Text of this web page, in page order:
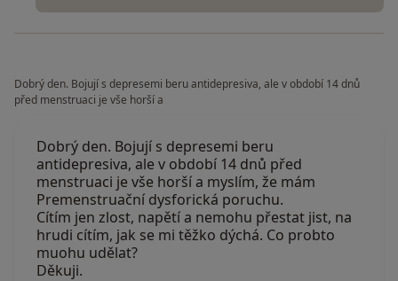
Dobrý den. Bojují s depresemi beru antidepresiva, ale v období 14 dnů
před menstruaci je vše horší a
Dobrý den. Bojují s depresemi beru
antidepresiva, ale v období 14 dnů před
menstruaci je vše horší a myslím, že mám
Premenstruační dysforická poruchu.
Cítím jen zlost, napětí a nemohu přestat jist, na
hrudi cítím, jak se mi těžko dýchá. Co probto
muohu udělat?
Děkuji.